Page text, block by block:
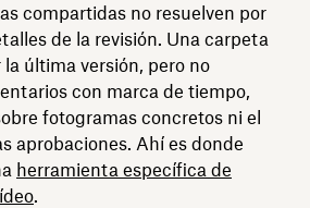
compartidas no resuelven por
de la revisión. Una carpeta
última versión, pero no
con marca de tiempo,
fotogramas concretos ni el
aprobaciones. Ahí es donde
herramienta específica de
.